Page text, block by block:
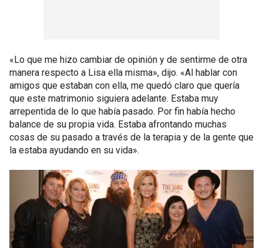
«Lo que me hizo cambiar de opinión y de sentirme de otra
manera respecto a Lisa ella misma», dijo. «Al hablar con
amigos que estaban con ella, me quedó claro que quería
que este matrimonio siguiera adelante. Estaba muy
arrepentida de lo que había pasado. Por fin había hecho
balance de su propia vida. Estaba afrontando muchas
cosas de su pasado a través de la terapia y de la gente que
la estaba ayudando en su vida».